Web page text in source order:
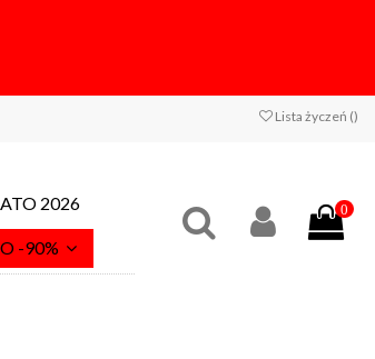
Lista życzeń ()
2026
-90%
0